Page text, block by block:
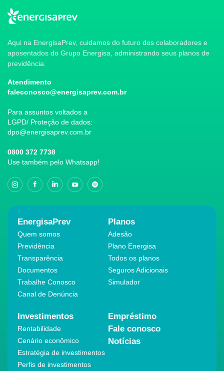
Aqui na EnergisaPrev, cuidamos do futuro dos colaboradores e
aposentados do Grupo Energisa, administrando seus planos de
previdência.
Atendimento
faleconosco@energisaprev.com.br
Para assuntos voltados a
LGPD/ Proteção de dados:
dpo@energisaprev.com.br
0800 372 7738
Use também pelo Whatsapp!
EnergisaPrev
Quem somos
Previdência
Transparência
Documentos
Trabalhe Conosco
Canal de Denúncia
Planos
Adesão
Plano Energisa
Todos os planos
Seguros Adicionais
Simulador
Investimentos
Rentabilidade
Cenário econômico
Estratégia de investimentos
Perfis de investimentos
Empréstimo
Fale conosco
Notícias